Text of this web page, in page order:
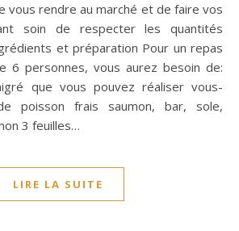
vous rendre au marché et de faire vos
soin de respecter les quantités
et préparation Pour un repas
6 personnes, vous aurez besoin de:
que vous pouvez réaliser vous-
poisson frais saumon, bar, sole,
3 feuilles…
LIRE LA SUITE